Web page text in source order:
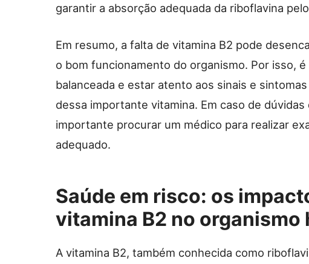
garantir a absorção adequada da riboflavina
Em resumo, a falta de vitamina B2 pode
o bom funcionamento do organismo. Por isso,
balanceada e estar atento aos sinais e
dessa importante vitamina. Em caso de
importante procurar um médico para realizar
adequado.
Saúde em risco: os
vitamina B2 no organismo
A vitamina B2, também conhecida como